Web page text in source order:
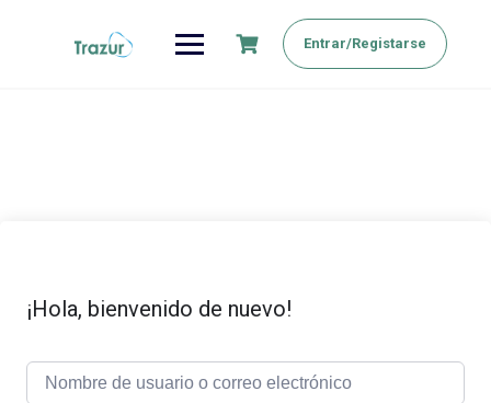
Entrar/Registarse
¡Hola, bienvenido de nuevo!